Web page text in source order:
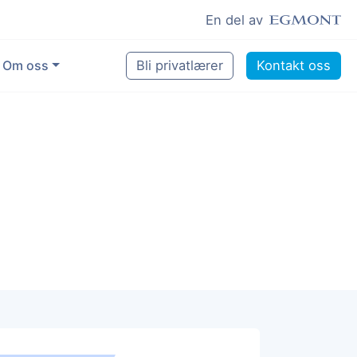
En del av
Om oss Bli privatlærer Kontakt oss